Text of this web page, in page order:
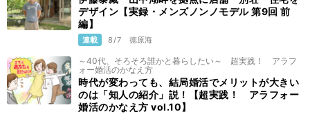
デザイン【実録・メンズノンノモデル 第9回 前
編】
連載 8/7 徳原海
～40代、そろそろ誰かと暮らしたい～ 超実践！ アラフ
ォー婚活のかなえ方
時代が変わっても、結局婚活でメリットが大きい
のは「知人の紹介」説！【超実践！ アラフォー
婚活のかなえ方 vol.10】